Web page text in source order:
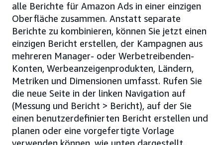
alle Berichte für Amazon Ads in einer einzigen
Oberfläche zusammen. Anstatt separate
Berichte zu kombinieren, können Sie jetzt einen
einzigen Bericht erstellen, der Kampagnen aus
mehreren Manager- oder Werbetreibenden-
Konten, Werbeanzeigenprodukten, Ländern,
Metriken und Dimensionen umfasst. Rufen Sie
die neue Seite in der linken Navigation auf
(Messung und Bericht > Bericht), auf der Sie
einen benutzerdefinierten Bericht erstellen und
planen oder eine vorgefertigte Vorlage